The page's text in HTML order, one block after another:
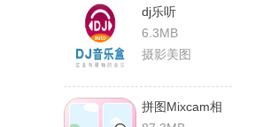
dj乐听
6.3MB
摄影美图
拼图Mixcam相